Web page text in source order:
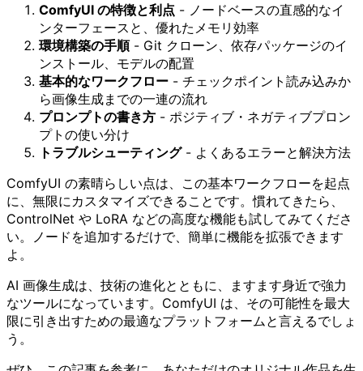
ComfyUI の特徴と利点 - ノードベースの直感的なイ
ンターフェースと、優れたメモリ効率
環境構築の手順- Git クローン、依存パッケージのイ
ンストール、モデルの配置
基本的なワークフロー - チェックポイント読み込みか
ら画像生成までの一連の流れ
プロンプトの書き方 - ポジティブ・ネガティブプロン
プトの使い分け
トラブルシューティング- よくあるエラーと解決方法
ComfyUI の素晴らしい点は、この基本ワークフローを起点
に、無限にカスタマイズできることです。慣れてきたら、
ControlNet や LoRA などの高度な機能も試してみてくださ
い。ノードを追加するだけで、簡単に機能を拡張できます
よ。
AI 画像生成は、技術の進化とともに、ますます身近で強力
なツールになっています。ComfyUI は、その可能性を最大
限に引き出すための最適なプラットフォームと言えるでしょ
う。